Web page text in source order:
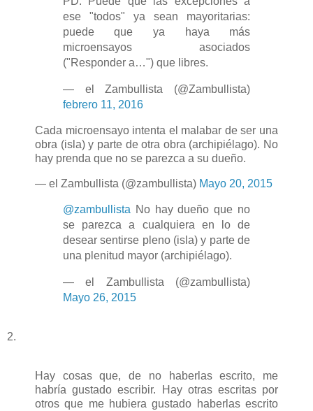
ese "todos" ya sean mayoritarias:
puede que ya haya más
microensayos asociados
("Responder a…") que libres.
— el Zambullista (@Zambullista)
febrero 11, 2016
Cada microensayo intenta el malabar de ser una
obra (isla) y parte de otra obra (archipiélago). No
hay prenda que no se parezca a su dueño.
— el Zambullista (@zambullista) Mayo 20, 2015
@zambullista No hay dueño que no
se parezca a cualquiera en lo de
desear sentirse pleno (isla) y parte de
una plenitud mayor (archipiélago).
— el Zambullista (@zambullista)
Mayo 26, 2015
2.
Hay cosas que, de no haberlas escrito, me
habría gustado escribir. Hay otras escritas por
otros que me hubiera gustado haberlas escrito